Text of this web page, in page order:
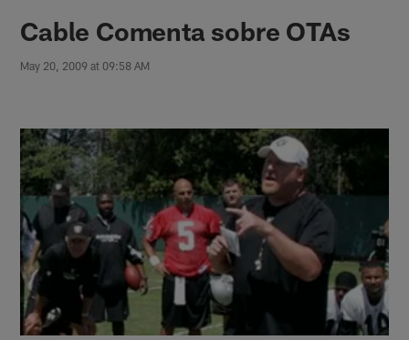
Cable Comenta sobre OTAs
May 20, 2009 at 09:58 AM